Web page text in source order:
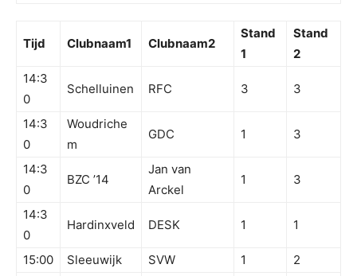
Tijd Clubnaam1 Clubnaam2
Stand
1
Stand
2
14:3
0
Schelluinen RFC 3 3
14:3
0
Woudriche
m
GDC 1 3
14:3
0
BZC ’14
Jan van
Arckel
1 3
14:3
0
Hardinxveld DESK 1 1
15:00 Sleeuwijk SVW 1
2